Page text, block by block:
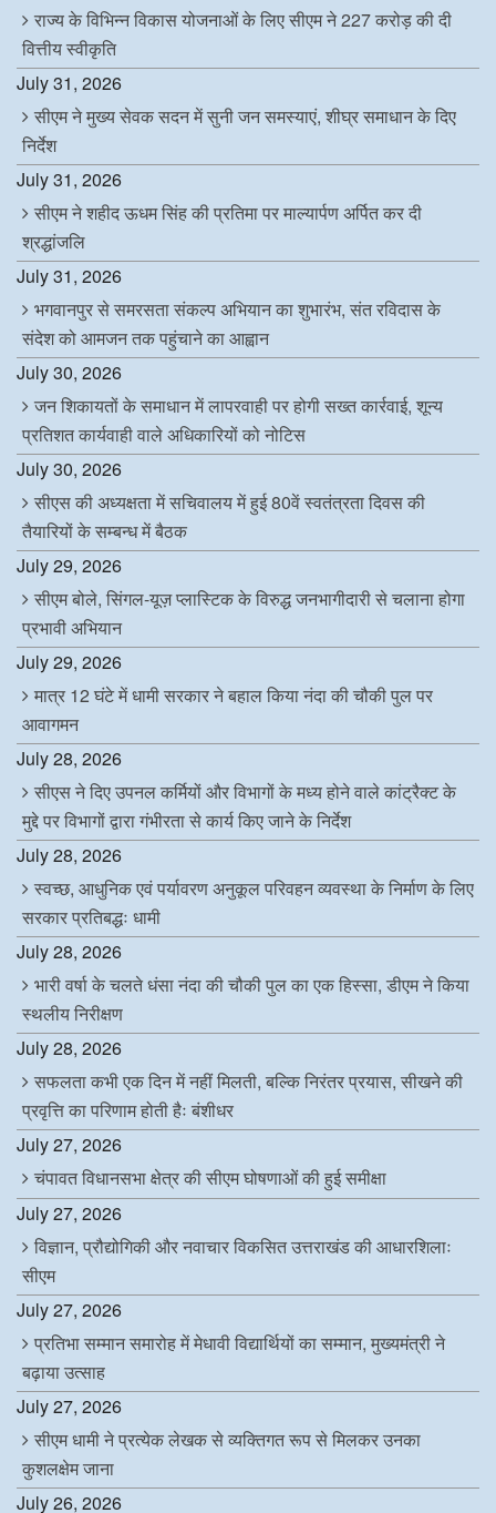
राज्य के विभिन्न विकास योजनाओं के लिए सीएम ने 227 करोड़ की दी
वित्तीय स्वीकृति
July 31, 2026
सीएम ने मुख्य सेवक सदन में सुनी जन समस्याएं, शीघ्र समाधान के दिए
निर्देश
July 31, 2026
सीएम ने शहीद ऊधम सिंह की प्रतिमा पर माल्यार्पण अर्पित कर दी
श्रद्धांजलि
July 31, 2026
भगवानपुर से समरसता संकल्प अभियान का शुभारंभ, संत रविदास के
संदेश को आमजन तक पहुंचाने का आह्वान
July 30, 2026
जन शिकायतों के समाधान में लापरवाही पर होगी सख्त कार्रवाई, शून्य
प्रतिशत कार्यवाही वाले अधिकारियों को नोटिस
July 30, 2026
सीएस की अध्यक्षता में सचिवालय में हुई 80वें स्वतंत्रता दिवस की
तैयारियों के सम्बन्ध में बैठक
July 29, 2026
सीएम बोले, सिंगल-यूज़ प्लास्टिक के विरुद्ध जनभागीदारी से चलाना होगा
प्रभावी अभियान
July 29, 2026
मात्र 12 घंटे में धामी सरकार ने बहाल किया नंदा की चौकी पुल पर
आवागमन
July 28, 2026
सीएस ने दिए उपनल कर्मियों और विभागों के मध्य होने वाले कांट्रैक्ट के
मुद्दे पर विभागों द्वारा गंभीरता से कार्य किए जाने के निर्देश
July 28, 2026
स्वच्छ, आधुनिक एवं पर्यावरण अनुकूल परिवहन व्यवस्था के निर्माण के लिए
सरकार प्रतिबद्धः धामी
July 28, 2026
भारी वर्षा के चलते धंसा नंदा की चौकी पुल का एक हिस्सा, डीएम ने किया
स्थलीय निरीक्षण
July 28, 2026
सफलता कभी एक दिन में नहीं मिलती, बल्कि निरंतर प्रयास, सीखने की
प्रवृत्ति का परिणाम होती हैः बंशीधर
July 27, 2026
चंपावत विधानसभा क्षेत्र की सीएम घोषणाओं की हुई समीक्षा
July 27, 2026
विज्ञान, प्रौद्योगिकी और नवाचार विकसित उत्तराखंड की आधारशिलाः
सीएम
July 27, 2026
प्रतिभा सम्मान समारोह में मेधावी विद्यार्थियों का सम्मान, मुख्यमंत्री ने
बढ़ाया उत्साह
July 27, 2026
सीएम धामी ने प्रत्येक लेखक से व्यक्तिगत रूप से मिलकर उनका
कुशलक्षेम जाना
July 26, 2026